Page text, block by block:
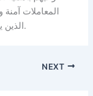
المعاملات آمنة
الذين يسعون للحفاظ على توازن صحي أثناء القمار.
NEXT